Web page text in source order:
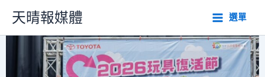
主
天晴報媒體 選單